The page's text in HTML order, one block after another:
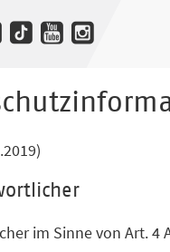
im Sinne von Art. 4